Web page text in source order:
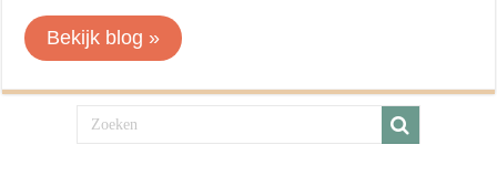
Bekijk blog »